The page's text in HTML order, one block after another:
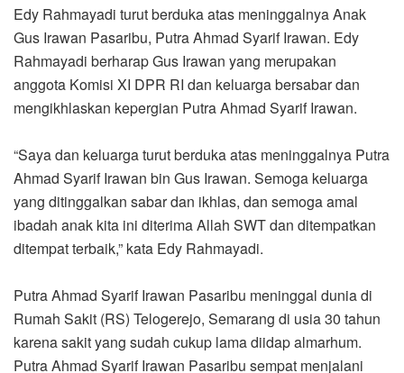
Edy Rahmayadi turut berduka atas meninggalnya Anak
Gus Irawan Pasaribu, Putra Ahmad Syarif Irawan. Edy
Rahmayadi berharap Gus Irawan yang merupakan
anggota Komisi XI DPR RI dan keluarga bersabar dan
mengikhlaskan kepergian Putra Ahmad Syarif Irawan.
“Saya dan keluarga turut berduka atas meninggalnya Putra
Ahmad Syarif Irawan bin Gus Irawan. Semoga keluarga
yang ditinggalkan sabar dan ikhlas, dan semoga amal
ibadah anak kita ini diterima Allah SWT dan ditempatkan
ditempat terbaik,” kata Edy Rahmayadi.
Putra Ahmad Syarif Irawan Pasaribu meninggal dunia di
Rumah Sakit (RS) Telogerejo, Semarang di usia 30 tahun
karena sakit yang sudah cukup lama diidap almarhum.
Putra Ahmad Syarif Irawan Pasaribu sempat menjalani